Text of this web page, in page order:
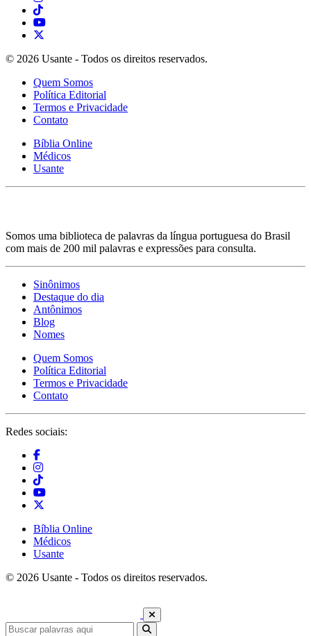
© 2026 Usante - Todos os direitos reservados.
Quem Somos
Política Editorial
Termos e Privacidade
Contato
Bíblia Online
Médicos
Usante
Somos uma biblioteca de palavras da língua portuguesa do Brasil
com mais de 200 mil palavras e expressões para consulta.
Sinônimos
Destaque do dia
Antônimos
Blog
Nomes
Quem Somos
Política Editorial
Termos e Privacidade
Contato
Redes sociais:
Bíblia Online
Médicos
Usante
© 2026 Usante - Todos os direitos reservados.